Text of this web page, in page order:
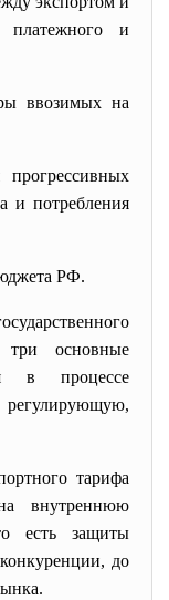
платежного и
ввозимых на
и потребления
РФ.
три основные
в процессе
тарифа
внутреннюю
есть защиты
до